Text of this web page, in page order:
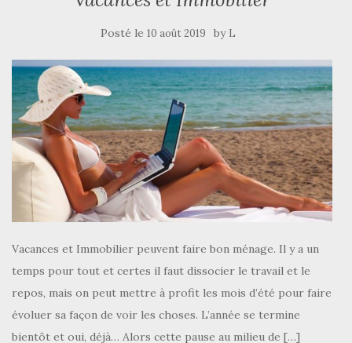
Posté le 10 août 2019 by L
Vacances et Immobilier peuvent faire bon ménage. Il y a un
temps pour tout et certes il faut dissocier le travail et le
repos, mais on peut mettre à profit les mois d’été pour faire
évoluer sa façon de voir les choses. L’année se termine
bientôt et oui, déjà… Alors cette pause au milieu de […]